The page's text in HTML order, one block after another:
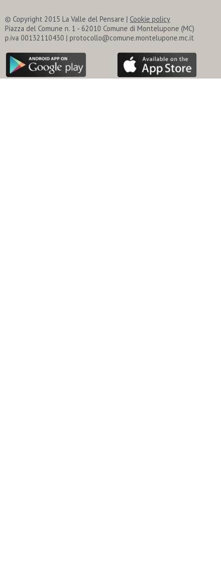
© Copyright 2015 La Valle del Pensare | Cookie policy
Piazza del Comune n. 1 - 62010 Comune di Montelupone (MC)
p.iva 00132110430 | protocollo@comune.montelupone.mc.it